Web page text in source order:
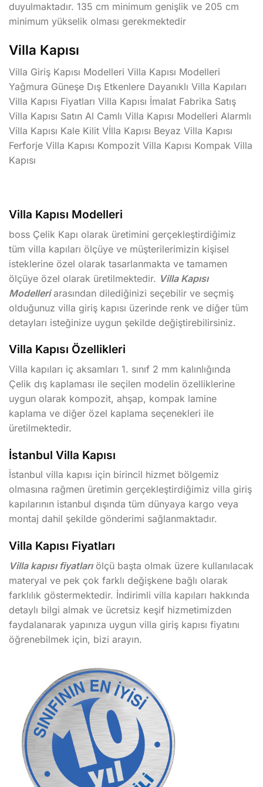
duyulmaktadır. 135 cm minimum genişlik ve 205 cm
minimum yükselik olması gerekmektedir
Villa Kapısı
Villa Giriş Kapısı Modelleri Villa Kapısı Modelleri
Yağmura Güneşe Dış Etkenlere Dayanıklı Villa Kapıları
Villa Kapısı Fiyatları Villa Kapısı İmalat Fabrika Satış
Villa Kapısı Satın Al Camlı Villa Kapısı Modelleri Alarmlı
Villa Kapısı Kale Kilit Vİlla Kapısı Beyaz Villa Kapısı
Ferforje Villa Kapısı Kompozit Villa Kapısı Kompak Villa
Kapısı
Villa Kapısı Modelleri
boss Çelik Kapı olarak üretimini gerçekleştirdiğimiz
tüm villa kapıları ölçüye ve müşterilerimizin kişisel
isteklerine özel olarak tasarlanmakta ve tamamen
ölçüye özel olarak üretilmektedir. Villa Kapısı
Modelleriarasından dilediğinizi seçebilir ve seçmiş
olduğunuz villa giriş kapısı üzerinde renk ve diğer tüm
detayları isteğinize uygun şekilde değiştirebilirsiniz.
Villa Kapısı Özellikleri
Villa kapıları iç aksamları 1. sınıf 2 mm kalınlığında
Çelik dış kaplaması ile seçilen modelin özelliklerine
uygun olarak kompozit, ahşap, kompak lamine
kaplama ve diğer özel kaplama seçenekleri ile
üretilmektedir.
İstanbul Villa Kapısı
İstanbul villa kapısı için birincil hizmet bölgemiz
olmasına rağmen üretimin gerçekleştirdiğimiz villa giriş
kapılarının istanbul dışında tüm dünyaya kargo veya
montaj dahil şekilde gönderimi sağlanmaktadır.
Villa Kapısı Fiyatları
Villa kapısı fiyatlarıölçü başta olmak üzere kullanılacak
materyal ve pek çok farklı değişkene bağlı olarak
farklılık göstermektedir. İndirimli villa kapıları hakkında
detaylı bilgi almak ve ücretsiz keşif hizmetimizden
faydalanarak yapınıza uygun villa giriş kapısı fiyatını
öğrenebilmek için, bizi arayın.